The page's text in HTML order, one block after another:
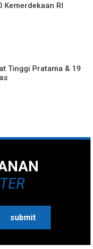
Kemerdekaan RI
Tinggi Pratama & 19